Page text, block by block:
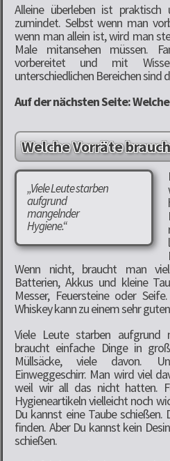
Alleine überleben ist praktisch
zumindet. Selbst wenn man
wenn man allein ist, wird man
Male mitansehen müssen.
vorbereitet und mit
unterschiedlichen Bereichen sind
Auf der nächsten Seite:
Welche Vorräte
„Viele Leute starben
aufgrund
mangelnder
Hygiene.“
Wenn nicht, braucht man
Batterien, Akkus und kleine
Messer, Feuersteine oder
Whiskey kann zu einem sehr
Viele Leute starben aufgrund
braucht einfache Dinge in
Müllsäcke, viele davon.
Einweggeschirr. Man wird viel
weil wir all das nicht hatten.
Hygieneartikeln vielleicht noch
Du kannst eine Taube schießen.
finden. Aber Du kannst kein
schießen.